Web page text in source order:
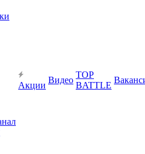
Акции
Видео
TOP
BATTLE